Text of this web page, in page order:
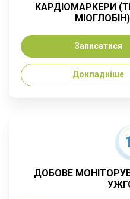
КАРДІОМАРКЕРИ
Записатися
Докладніше
ДОБОВЕ